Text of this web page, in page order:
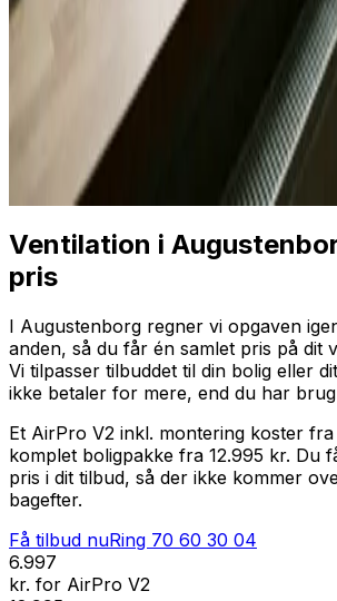
Professionel installation
Få tilbud nu
70 60 30 04
Ventilation i
pris
I Augustenborg regner vi opgaven
anden, så du får én samlet pris på dit
Vi tilpasser tilbuddet til din bolig eller
ikke betaler for mere, end du har
Et AirPro V2 inkl. montering koster
komplet boligpakke fra 12.995 kr. Du
pris i dit tilbud, så der ikke kommer
bagefter.
Få tilbud nuRing 70 60 30 04
6.997
kr. for AirPro V2